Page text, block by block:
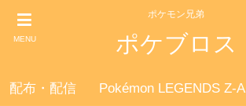
MENU
ポケモン兄弟
ポケブロス
配布・配信 Pokémon LEGENDS Z-A